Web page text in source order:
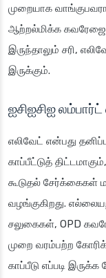
முறையாக
ஆற்றல்மிக்க
இருந்தாலும் சரி,
இருக்கும்.
ஐசிஐசிஐ
எலிவேட் என்பது
காப்பீட்டுத்
கூடுதல் சேர்க்கைகள்
வழங்குகிறது.
சலுகைகள், OPD
முறை வரம்பற்ற
காப்பீடு எப்படி